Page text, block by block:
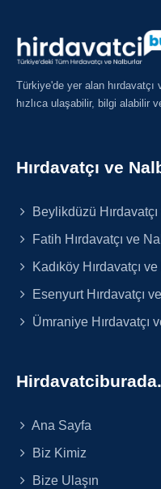
Türkiye'de yer alan
hızlıca ulaşabilir, bilgi alabilir
Hırdavatçı ve
Beylikdüzü
Fatih Hırdavatçı ve
Kadıköy Hırdavatçı
Esenyurt Hırdavatçı
Ümraniye Hırdavatçı
Ana Sayfa
Biz Kimiz
Bize Ulaşın